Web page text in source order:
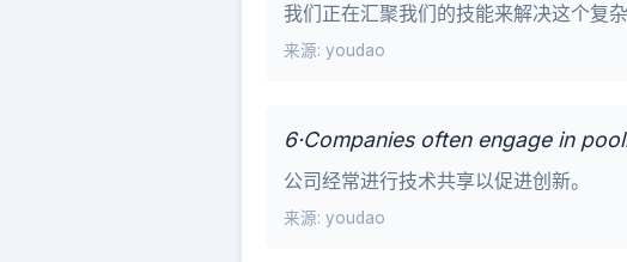
我们正在汇聚我们的技能来解决这个复杂
来源: youdao
6·Companies often engage in
公司经常进行技术共享以促进创新。
来源: youdao